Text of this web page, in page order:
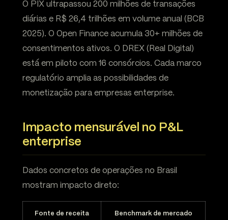
O PIX ultrapassou 200 milhões de transações
diárias e R$ 26,4 trilhões em volume anual (BCB
2025). O Open Finance acumula 30+ milhões de
consentimentos ativos. O DREX (Real Digital)
está em piloto com 16 consórcios. Cada marco
regulatório amplia as possibilidades de
monetização para empresas enterprise.
Impacto mensurável no P&L
enterprise
Dados concretos de operações no Brasil
mostram impacto direto:
Fonte de receita Benchmark de mercado